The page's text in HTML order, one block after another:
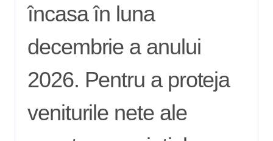
încasa în luna
decembrie a anului
2026. Pentru a proteja
veniturile nete ale